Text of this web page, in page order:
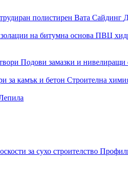
полистирен Вата Сайдинг
на битумна основа ПВЦ
Подови замазки и нивелиращи
за камък и бетон Строителна
за сухо строителство